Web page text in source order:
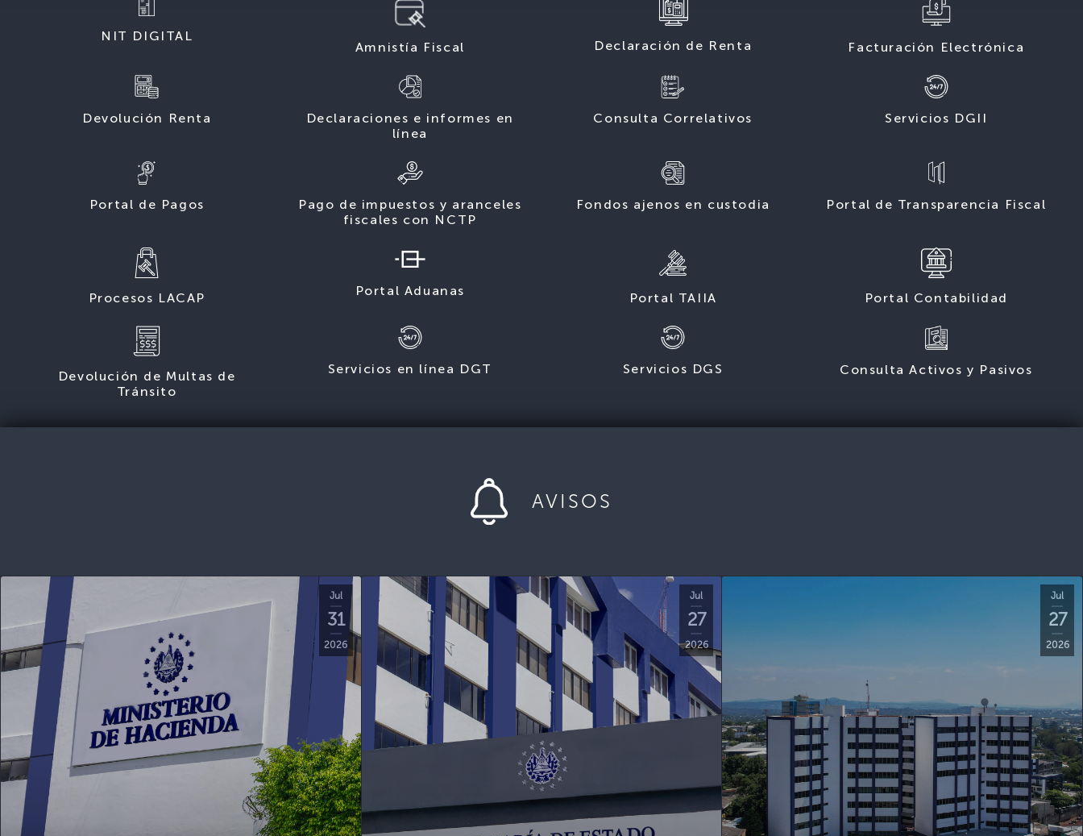
NIT DIGITAL
Amnistía Fiscal Declaración de Renta Facturación Electrónica
Devolución Renta
Declaraciones e informes en
línea
Consulta Correlativos Servicios DGII
Portal de Pagos
Pago de impuestos y aranceles
fiscales con NCTP
Fondos ajenos en custodia Portal de Transparencia Fiscal
Procesos LACAP Portal Aduanas Portal TAIIA Portal Contabilidad
Devolución de Multas de
Tránsito
Servicios en línea DGT Servicios DGS Consulta Activos y Pasivos
AVISOS
Jul
31
2026
Jul
27
2026
Jul
27
2026